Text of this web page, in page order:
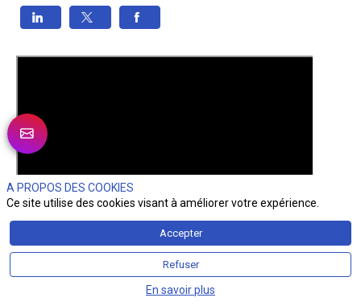
A PROPOS DES COOKIES
Ce site utilise des cookies visant à améliorer votre expérience.
Accepter
Refuser
En savoir plus